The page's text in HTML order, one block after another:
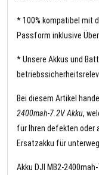
* 100% kompatibel mit
Passform inklusive
* Unsere Akkus und
Bei diesem Artikel
2400mah-7.2V Akku,
für Ihren defekten oder
Ersatzakku für
Akku DJI MB2-